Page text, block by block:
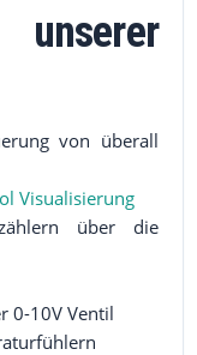
von überall
Visualisierung
über die
0-10V Ventil